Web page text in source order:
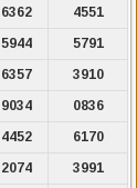
6362
4551
5944
5791
6357
3910
9034
0836
4452
6170
2074
3991